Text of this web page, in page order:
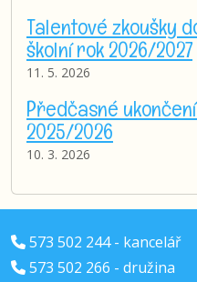
Talentové zkoušky
školní rok 2026/2027
11. 5. 2026
Předčasné
2025/2026
10. 3. 2026
573 502 244 - kancelář
573 502 266 - družina